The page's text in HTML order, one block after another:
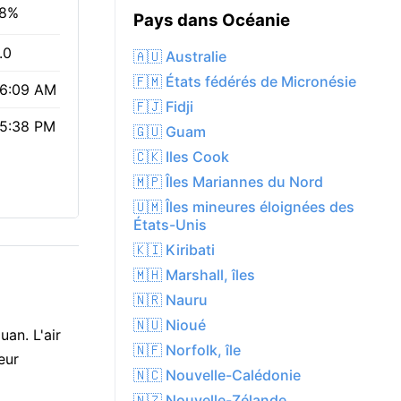
AM
PM
L'air
Pays dans Océanie
🇦🇺 Australie
🇫🇲 États fédérés de Micronésie
🇫🇯 Fidji
🇬🇺 Guam
🇨🇰 Iles Cook
🇲🇵 Îles Mariannes du Nord
🇺🇲 Îles mineures éloignées des
États-Unis
🇰🇮 Kiribati
🇲🇭 Marshall, îles
🇳🇷 Nauru
🇳🇺 Nioué
🇳🇫 Norfolk, île
🇳🇨 Nouvelle-Calédonie